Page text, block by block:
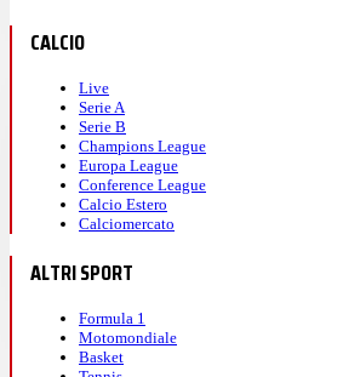
CALCIO
Live
Serie A
Serie B
Champions League
Europa League
Conference League
Calcio Estero
Calciomercato
ALTRI SPORT
Formula 1
Motomondiale
Basket